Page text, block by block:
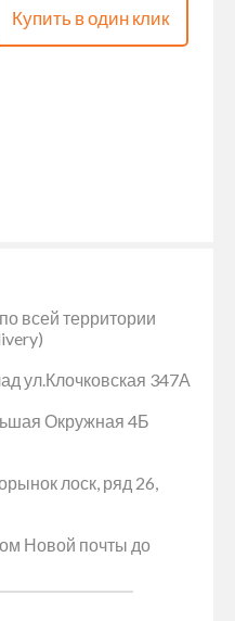
Купить в один клик
всей территории
ул.Клочковская 347А
Окружная 4Б
лоск, ряд 26,
Новой почты до